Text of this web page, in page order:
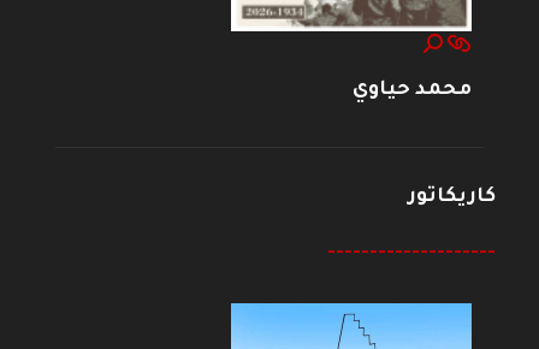
محمد حياوي
كاريكاتور
--------------------